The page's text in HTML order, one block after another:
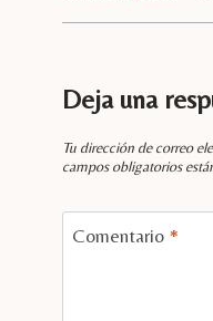
Deja una
Tu dirección de correo
campos obligatorios
Comentario *